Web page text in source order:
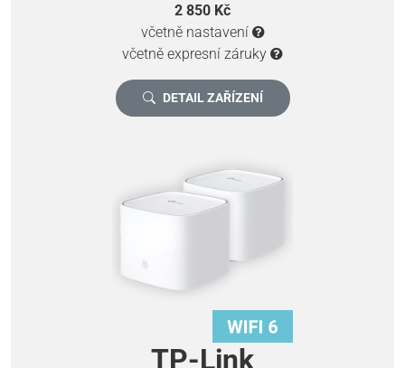
2 850 Kč
včetně nastavení
včetně expresní záruky
DETAIL ZAŘÍZENÍ
TP-Link